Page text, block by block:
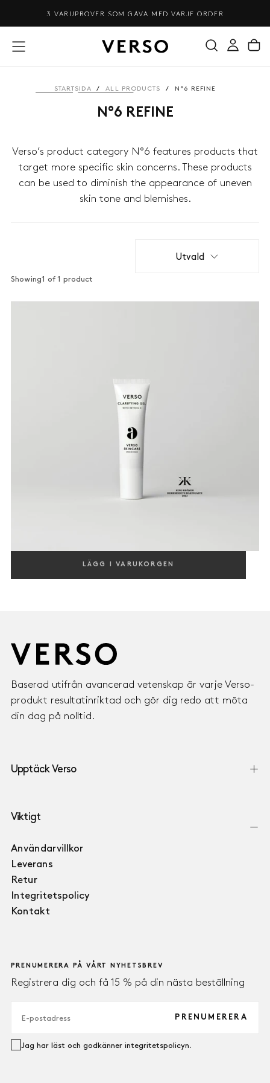
INNEHÅLL
3 VARUPROVER SOM GÅVA MED VARJE ORDER
STARTSIDA / ALL PRODUCTS / N°6 REFINE
N°6 REFINE
Verso’s product category N°6 features products that
target more specific skin concerns. These products
can be used to diminish the appearance of uneven
skin tone and blemishes.
Utvald
Showing1 of 1 product
LÄGG I VARUKORGEN
BALANSERAR & LJUSAR UPP, MED RETINOL 8 & NIACINAMID
Baserad utifrån avancerad vetenskap är varje Verso-
produkt resultatinriktad och gör dig redo att möta
din dag på nolltid.
Upptäck Verso
Viktigt
Användarvillkor
Leverans
Retur
Integritetspolicy
Kontakt
PRENUMERERA PÅ VÅRT NYHETSBREV
Registrera dig och få 15 % på din nästa beställning
PRENUMERERA
Jag har läst och godkänner integritetspolicyn.